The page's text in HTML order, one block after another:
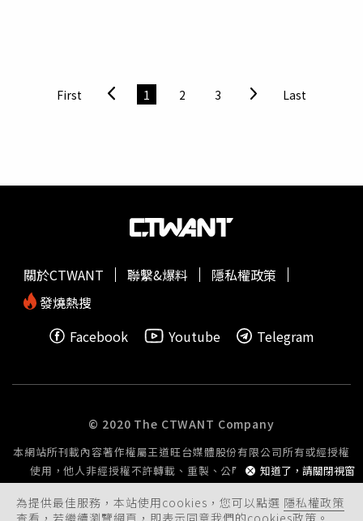
到，該名李先生說明有20人要聚餐，並希望業者搭配菜色，
雙方議定了5000元的菜色後，李先生又詢問業者，是否有
《三立新聞網》的報導，新興分局也指出警方將主動通知並
訂購團膳，以卸下店家心防，然後請店家代訂「指定廠商」
的產品，再要求店家先行支付訂金等相關費用，進行詐騙。
證，對於涉及金錢的訊息要提高警覺，多方核實資訊來源和
真實性，並與同行交流、互相宣導。如有疑慮，請撥打165
則，避免辛苦賺來的錢被詐騙集團騙取，保障自身財產安
First 1 2 3 Last
為提供最佳服務，本站使用cookies，您可以點選 隱私權政策
查看，若繼續瀏覽網頁，即表示同意我們的cookies政策。
知道了，請關閉視窗
關於CTWANT 聯繫&爆料
隱私權政策
發燒熱搜
Facebook
Youtube Telegram
© 2020 The CTWANT Company
本網站所刊載內容著作權屬王道旺台媒體股份有限公司所有或經授權
使用，他人非經授權不許轉載、重製、公開播送或公開傳輸。